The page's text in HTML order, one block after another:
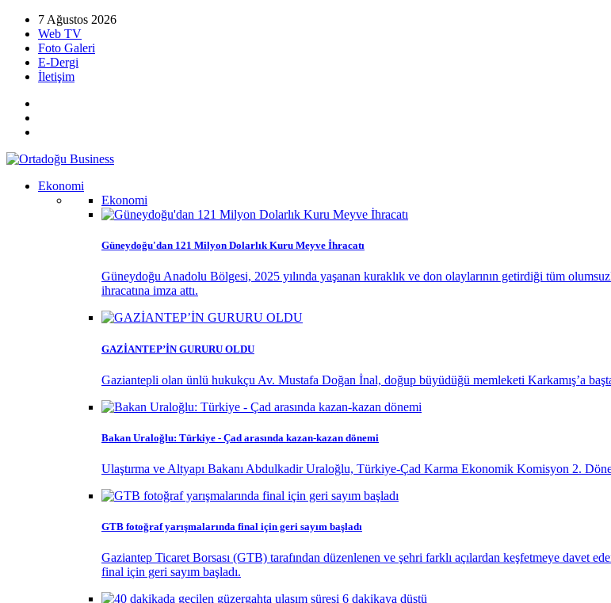
7 Ağustos 2026
Web TV
Foto Galeri
E-Dergi
İletişim
Ekonomi
Ekonomi
Güneydoğu'dan 121 Milyon Dolarlık Kuru Meyve İhracatı
Güneydoğu Anadolu Bölgesi, 2025 yılında yaşanan kuraklık ve don olaylarının getirdiği tüm
ihracatına imza attı.
GAZİANTEP’İN GURURU OLDU
Gaziantepli olan ünlü hukukçu Av. Mustafa Doğan İnal, doğup büyüdüğü memleketi Karkamış’a
Bakan Uraloğlu: Türkiye - Çad arasında kazan-kazan dönemi
Ulaştırma ve Altyapı Bakanı Abdulkadir Uraloğlu, Türkiye-Çad Karma Ekonomik Komisyon 2.
GTB fotoğraf yarışmalarında final için geri sayım başladı
Gaziantep Ticaret Borsası (GTB) tarafından düzenlenen ve şehri farklı açılardan keşfetmeye davet
final için geri sayım başladı.